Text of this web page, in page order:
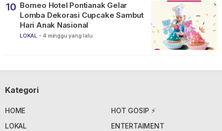
10 Borneo Hotel Pontianak Gelar
Lomba Dekorasi Cupcake Sambut
Hari Anak Nasional
LOKAL - 4 minggu yang lalu
Kategori
HOME
HOT GOSIP ⚡
LOKAL
ENTERTAIMENT